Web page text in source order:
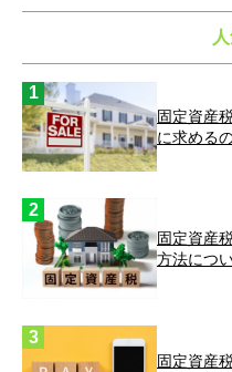
固定資産
に求める
固定資産
方法につ
固定資産